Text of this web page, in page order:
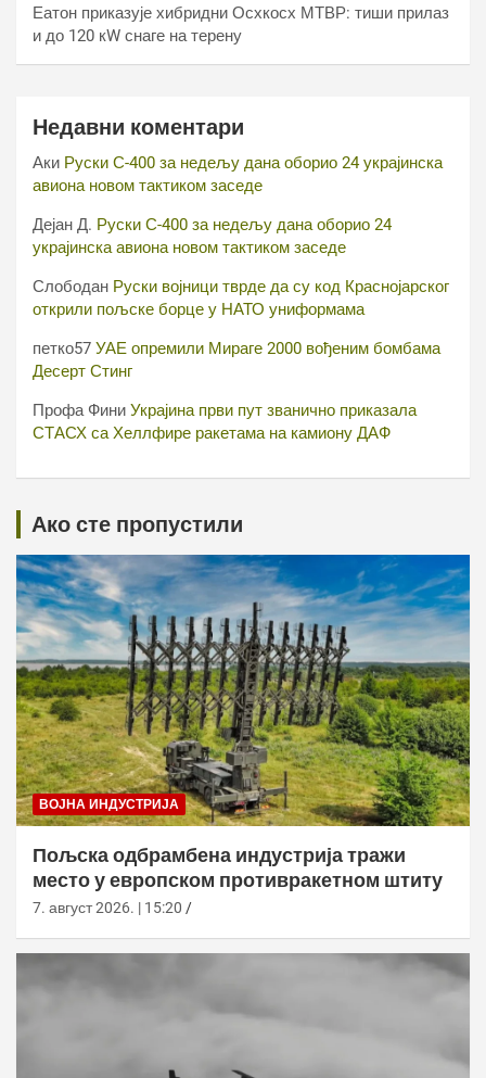
Еатон приказује хибридни Осхкосх МТВР: тиши прилаз
и до 120 кW снаге на терену
Недавни коментари
Аки Руски С-400 за недељу дана оборио 24 украјинска
авиона новом тактиком заседе
Дејан Д. Руски С-400 за недељу дана оборио 24
украјинска авиона новом тактиком заседе
Слободан Руски војници тврде да су код Краснојарског
открили пољске борце у НАТО униформама
петко57 УАЕ опремили Мираге 2000 вођеним бомбама
Десерт Стинг
Профа Фини Украјина први пут званично приказала
СТАСХ са Хеллфире ракетама на камиону ДАФ
Ако сте пропустили
ВОЈНА ИНДУСТРИЈА
Пољска одбрамбена индустрија тражи
место у европском противракетном штиту
7. август 2026. | 15:20